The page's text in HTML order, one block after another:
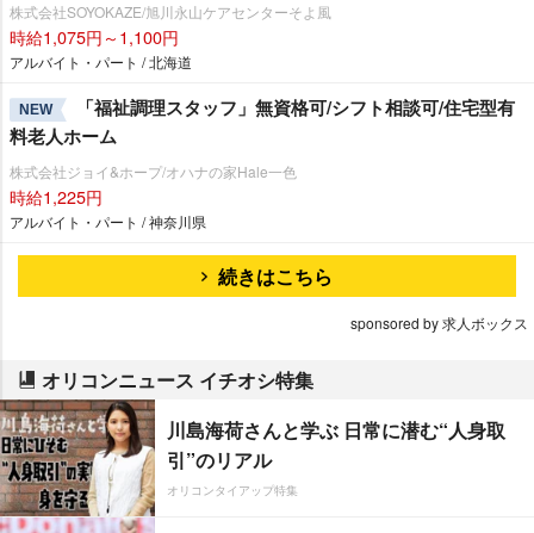
株式会社SOYOKAZE/旭川永山ケアセンターそよ風
時給1,075円～1,100円
アルバイト・パート / 北海道
NEW
「福祉調理スタッフ」無資格可/シフト相談可/住宅型有
料老人ホーム
株式会社ジョイ&ホープ/オハナの家Hale一色
時給1,225円
アルバイト・パート / 神奈川県
続きはこちら
sponsored by 求人ボックス
オリコンニュース イチオシ特集
川島海荷さんと学ぶ 日常に潜む“人身取
引”のリアル
オリコンタイアップ特集